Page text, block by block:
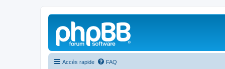
Accès rapide FAQ